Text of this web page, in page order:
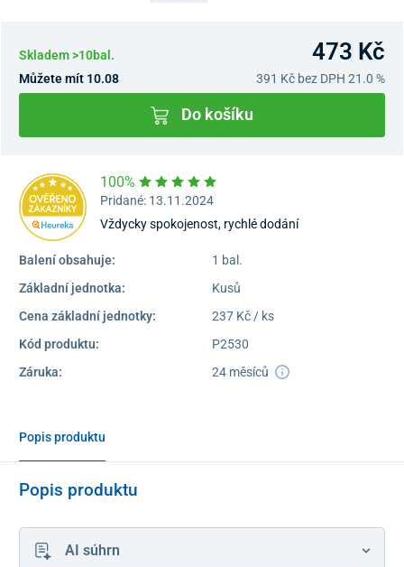
Skladem >10bal. 473 Kč
Můžete mít 10.08 391 Kč bez DPH 21.0 %
Do košíku
100%
Pridané: 13.11.2024
Vždycky spokojenost, rychlé dodání
Balení obsahuje:
1 bal.
Základní jednotka:
Kusů
Cena základní jednotky:
237 Kč / ks
Kód produktu:
P2530
Záruka:
24 měsíců
Popis produktu
Popis produktu
AI súhrn